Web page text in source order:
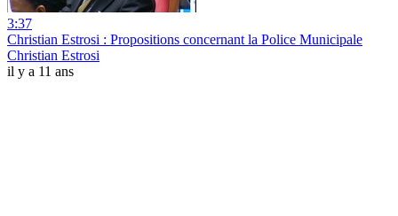
3:37
Christian Estrosi : Propositions concernant la Police Municipale
Christian Estrosi
il y a 11 ans